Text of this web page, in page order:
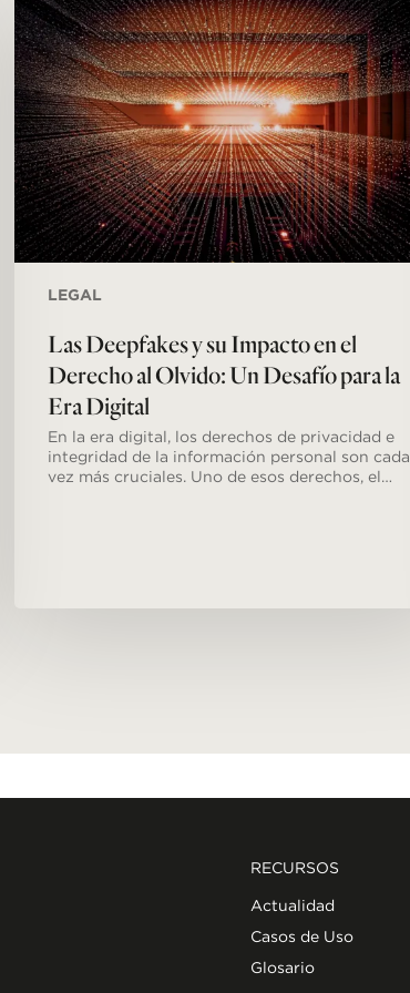
LEGAL
y
su
Impacto
en
el
Derecho
al
Olvido:
Un
Desafío
para
la
Era
Las Deepfakes y su Impacto en el
Derecho al Olvido: Un Desafío para la
Era Digital
En la era digital, los derechos de privacidad e
integridad de la información personal son cada
vez más cruciales. Uno de esos derechos, el…
RECURSOS
Actualidad
Casos de Uso
Glosario